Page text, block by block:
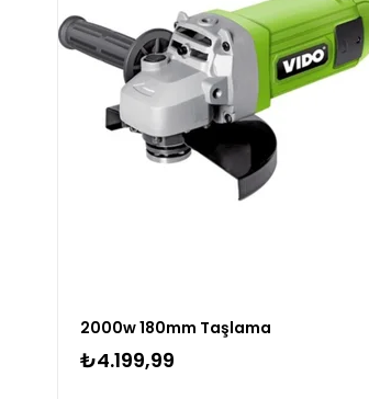
2000w 180mm Taşlama
₺4.199,99